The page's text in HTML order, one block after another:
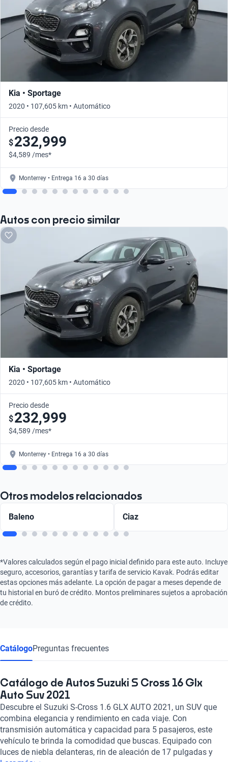
Kia • Sportage
2020 • 107,605 km • Automático
Precio desde
$232,999
$4,589 /mes*
Monterrey • Entrega 16 a 30 días
Autos con precio similar
Kia • Sportage
2020 • 107,605 km • Automático
Precio desde
$232,999
$4,589 /mes*
Monterrey • Entrega 16 a 30 días
Otros modelos relacionados
Baleno Ciaz
*Valores calculados según el pago inicial definido para este auto. Incluye
seguro, accesorios, garantías y tarifa de servicio Kavak. Podrás editar
estas opciones más adelante. La opción de pagar a meses depende de
tu historial en buró de crédito. Montos preliminares sujetos a aprobación
de crédito.
CatálogoPreguntas frecuentes
Catálogo de Autos Suzuki S Cross 16 Glx
Auto Suv 2021
Descubre el Suzuki S-Cross 1.6 GLX AUTO 2021, un SUV que
combina elegancia y rendimiento en cada viaje. Con
transmisión automática y capacidad para 5 pasajeros, este
vehículo te brinda la comodidad que buscas. Equipado con
luces de niebla delanteras, rin de aleación de 17 pulgadas y